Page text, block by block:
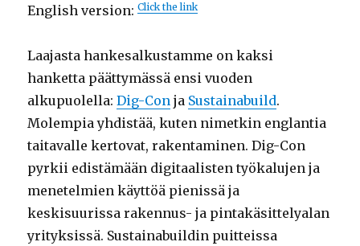
English version:Click the link
Laajasta hankesalkustamme on kaksi
hanketta päättymässä ensi vuoden
alkupuolella:Dig-Con ja Sustainabuild.
Molempia yhdistää, kuten nimetkin englantia
taitavalle kertovat, rakentaminen. Dig-Con
pyrkii edistämään digitaalisten työkalujen ja
menetelmien käyttöä pienissä ja
keskisuurissa rakennus- ja pintakäsittelyalan
yrityksissä. Sustainabuildin puitteissa